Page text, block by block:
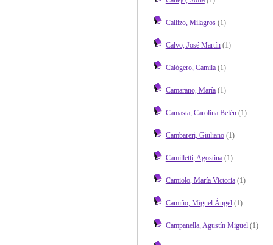
Callizo, Milagros(1)
Calvo, José Martín(1)
Calógero, Camila(1)
Camarano, María(1)
Camasta, Carolina Belén(1)
Cambareri, Giuliano(1)
Camilletti, Agostina(1)
Camiolo, María Victoria(1)
Camiño, Miguel Ángel(1)
Campanella, Agustín Miguel(1)